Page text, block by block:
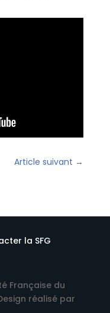
Article suivant →
la SFG
Française du
réalisé par